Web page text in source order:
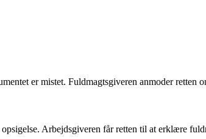
er mistet. Fuldmagtsgiveren anmoder retten
Arbejdsgiveren får retten til at erklære